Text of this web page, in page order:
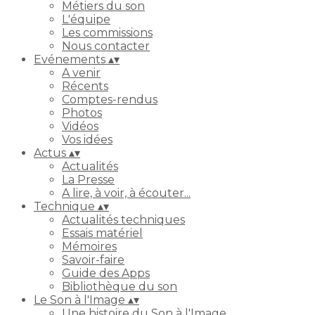
Métiers du son
L'équipe
Les commissions
Nous contacter
Evénements ▴▾
A venir
Récents
Comptes-rendus
Photos
Vidéos
Vos idées
Actus ▴▾
Actualités
La Presse
A lire, à voir, à écouter...
Technique ▴▾
Actualités techniques
Essais matériel
Mémoires
Savoir-faire
Guide des Apps
Bibliothèque du son
Le Son à l'Image ▴▾